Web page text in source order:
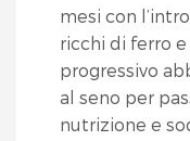
mesi con
ricchi di ferro
progressivo
al seno per
nutrizione e